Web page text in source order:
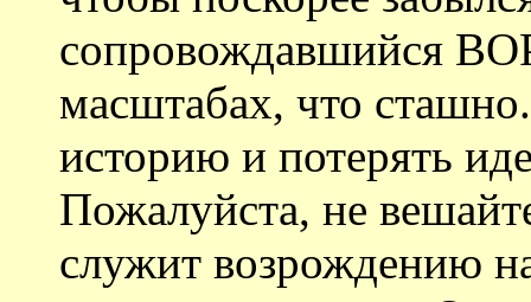
сопровождавшийся
масштабах, что
историю и потерять
Пожалуйста, не
служит возрождению